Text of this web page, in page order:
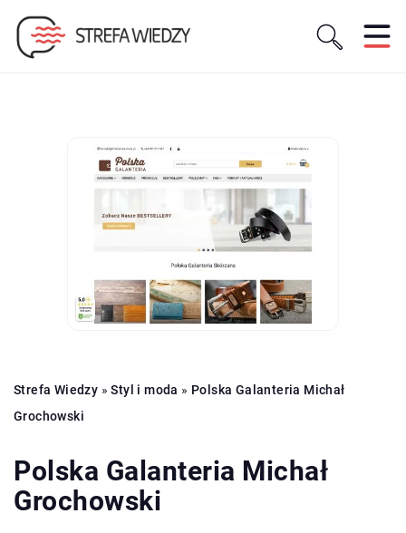
Strefa Wiedzy »Styl i moda » Polska Galanteria Michał
Grochowski
Polska Galanteria Michał
Grochowski